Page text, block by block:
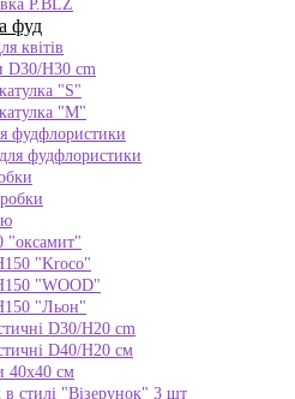
Р.BLZ
фуд
квітів
D30/H30 cm
"S"
"М"
фудфлористики
фудфлористики
"оксамит"
"Kroco"
"WOOD"
"Льон"
D30/H20 cm
D40/H20 cм
40x40 см
стилі "Візерунок" 3 шт